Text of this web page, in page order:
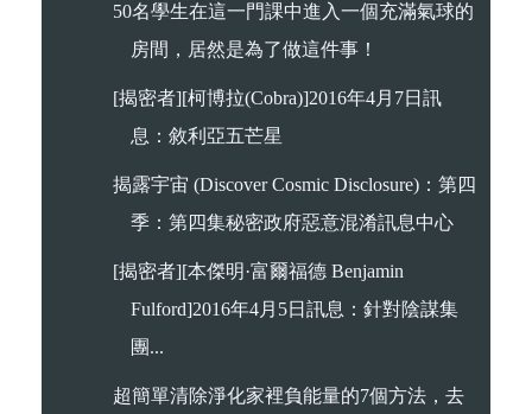
50名學生在這一門課中進入一個充滿氣球的
房間，居然是為了做這件事！
[揭密者][柯博拉(Cobra)]2016年4月7日訊
息：敘利亞五芒星
揭露宇宙 (Discover Cosmic Disclosure)：第四
季：第四集秘密政府惡意混淆訊息中心
[揭密者][本傑明·富爾福德 Benjamin
Fulford]2016年4月5日訊息：針對陰謀集
團...
超簡單清除淨化家裡負能量的7個方法，去